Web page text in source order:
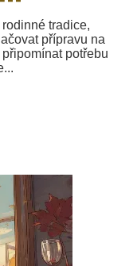
tradice,
přípravu na
potřebu